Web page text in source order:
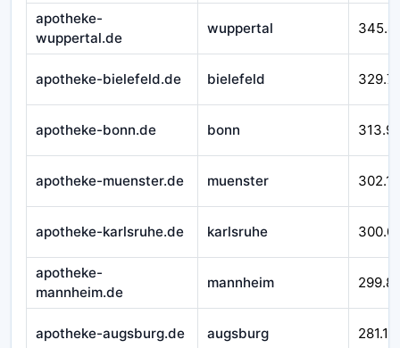
apotheke-
wuppertal.de
wuppertal
apotheke-bielefeld.de bielefeld
apotheke-bonn.de bonn
apotheke-muenster.de muenster
apotheke-karlsruhe.de karlsruhe
apotheke-
mannheim.de
mannheim
apotheke-augsburg.de augsburg 281.111